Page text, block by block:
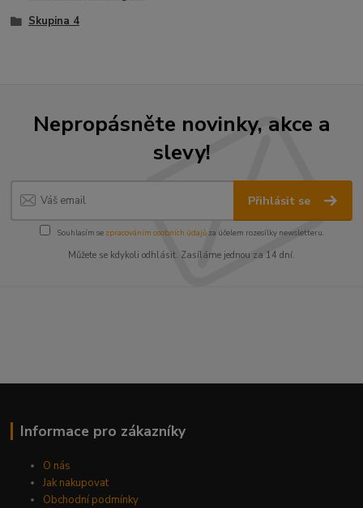
Skupina 4
Nepropásněte novinky, akce a
slevy!
Přihlásit se
Souhlasím se zpracováním osobních údajůza účelem rozesílky newsletteru.
Můžete se kdykoli odhlásit. Zasíláme jednou za 14 dní.
Informace pro zákazníky
O nás
Jak nakupovat
Obchodní podmínky